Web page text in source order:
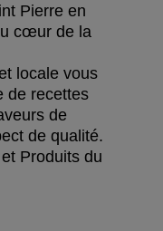
Pierre en
cœur de la
locale vous
de recettes
de
de qualité.
Produits du